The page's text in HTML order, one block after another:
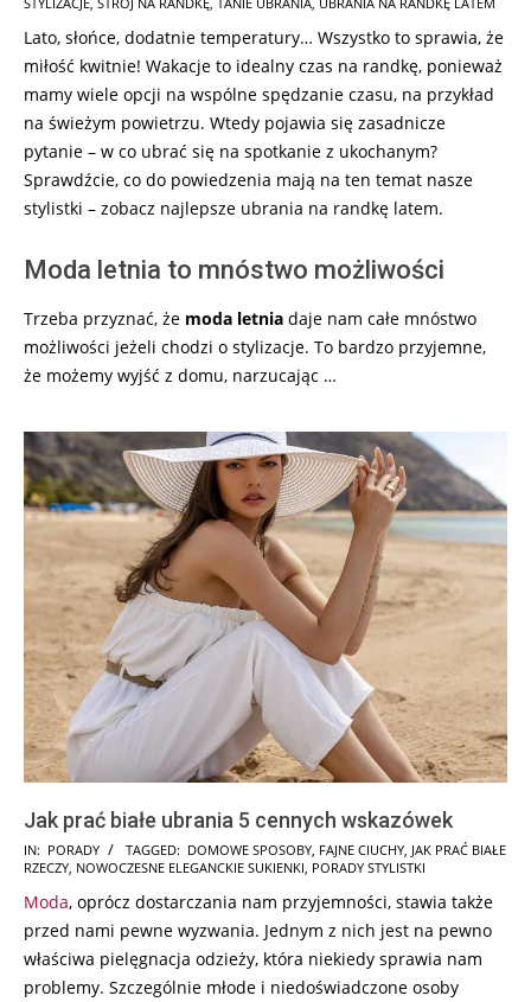
07-
24
Lato, słońce, dodatnie temperatury… Wszystko to sprawia, że
miłość kwitnie! Wakacje to idealny czas na randkę, ponieważ
mamy wiele opcji na wspólne spędzanie czasu, na przykład
na świeżym powietrzu. Wtedy pojawia się zasadnicze
pytanie – w co ubrać się na spotkanie z ukochanym?
Sprawdźcie, co do powiedzenia mają na ten temat nasze
stylistki – zobacz najlepsze ubrania na randkę latem.
Moda letnia to mnóstwo możliwości
Trzeba przyznać, że moda letnia daje nam całe mnóstwo
możliwości jeżeli chodzi o stylizacje. To bardzo przyjemne,
że możemy wyjść z domu, narzucając …
Jak prać białe ubrania 5 cennych wskazówek
2025-
07-
15
IN: PORADY TAGGED: DOMOWE SPOSOBY FAJNE CIUCHY JAK PRAĆ BIAŁE
RZECZY NOWOCZESNE ELEGANCKIE SUKIENKI PORADY STYLISTKI
Moda, oprócz dostarczania nam przyjemności, stawia także
przed nami pewne wyzwania. Jednym z nich jest na pewno
właściwa pielęgnacja odzieży, która niekiedy sprawia nam
problemy. Szczególnie młode i niedoświadczone osoby